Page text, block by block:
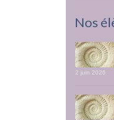
Nos
2 juin 2026